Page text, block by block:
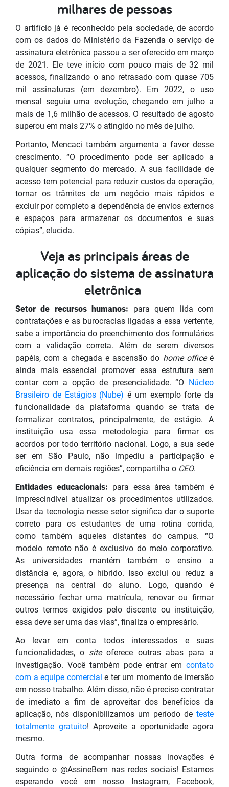
milhares de pessoas
O artifício já é reconhecido pela sociedade, de acordo
com os dados do Ministério da Fazenda o serviço de
assinatura eletrônica passou a ser oferecido em março
de 2021. Ele teve início com pouco mais de 32 mil
acessos, finalizando o ano retrasado com quase 705
mil assinaturas (em dezembro). Em 2022, o uso
mensal seguiu uma evolução, chegando em julho a
mais de 1,6 milhão de acessos. O resultado de agosto
superou em mais 27% o atingido no mês de julho.
Portanto, Mencaci também argumenta a favor desse
crescimento. “O procedimento pode ser aplicado a
qualquer segmento do mercado. A sua facilidade de
acesso tem potencial para reduzir custos da operação,
tornar os trâmites de um negócio mais rápidos e
excluir por completo a dependência de envios externos
e espaços para armazenar os documentos e suas
cópias”, elucida.
Veja as principais áreas de
aplicação do sistema de assinatura
eletrônica
Setor de recursos humanos: para quem lida com
contratações e as burocracias ligadas a essa vertente,
sabe a importância do preenchimento dos formulários
com a validação correta. Além de serem diversos
papéis, com a chegada e ascensão do home officeé
ainda mais essencial promover essa estrutura sem
contar com a opção de presencialidade. “O Núcleo
Brasileiro de Estágios (Nube) é um exemplo forte da
funcionalidade da plataforma quando se trata de
formalizar contratos, principalmente, de estágio. A
instituição usa essa metodologia para firmar os
acordos por todo território nacional. Logo, a sua sede
ser em São Paulo, não impediu a participação e
eficiência em demais regiões”, compartilha o CEO.
Entidades educacionais: para essa área também é
imprescindível atualizar os procedimentos utilizados.
Usar da tecnologia nesse setor significa dar o suporte
correto para os estudantes de uma rotina corrida,
como também aqueles distantes do campus. “O
modelo remoto não é exclusivo do meio corporativo.
As universidades mantém também o ensino a
distância e, agora, o híbrido. Isso exclui ou reduz a
presença na central do aluno. Logo, quando é
necessário fechar uma matrícula, renovar ou firmar
outros termos exigidos pelo discente ou instituição,
essa deve ser uma das vias”, finaliza o empresário.
Ao levar em conta todos interessados e suas
funcionalidades, o site oferece outras abas para a
investigação. Você também pode entrar em contato
com a equipe comercial e ter um momento de imersão
em nosso trabalho. Além disso, não é preciso contratar
de imediato a fim de aproveitar dos benefícios da
aplicação, nós disponibilizamos um período de teste
totalmente gratuito! Aproveite a oportunidade agora
mesmo.
Outra forma de acompanhar nossas inovações é
seguindo o @AssineBem nas redes sociais! Estamos
esperando você em nosso Instagram, Facebook,